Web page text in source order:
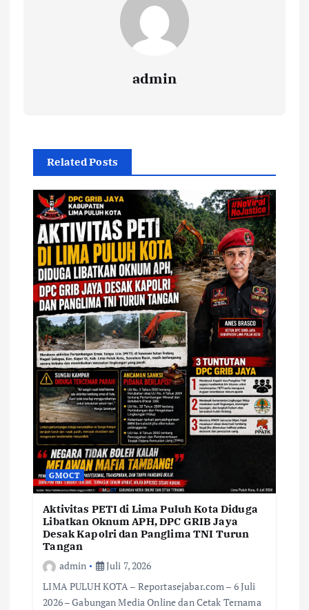
admin
Related Posts
GMOCT
Aktivitas PETI di Lima Puluh Kota Diduga
Libatkan Oknum APH, DPC GRIB Jaya
Desak Kapolri dan Panglima TNI Turun
Tangan
admin
Juli 7, 2026
LIMA PULUH KOTA – Reportasejabar.com – 6 Juli
2026 – Gabungan Media Online dan Cetak Ternama